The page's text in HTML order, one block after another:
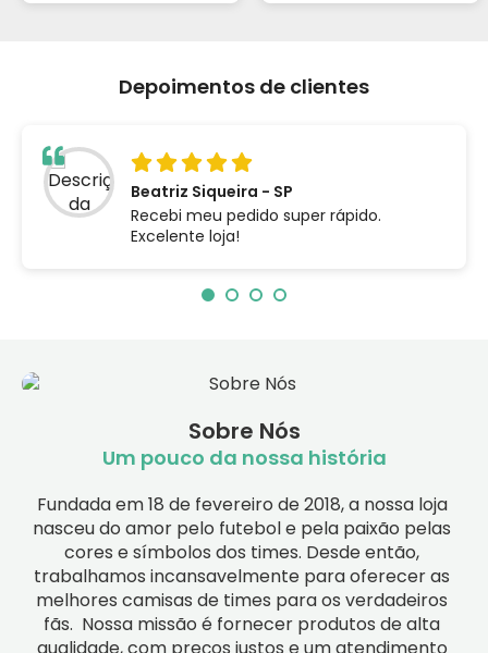
Depoimentos de clientes
Beatriz Siqueira - SP
Recebi meu pedido super rápido.
Excelente loja!
Sobre Nós
Um pouco da nossa história
Fundada em 18 de fevereiro de 2018, a nossa loja
nasceu do amor pelo futebol e pela paixão pelas
cores e símbolos dos times. Desde então,
trabalhamos incansavelmente para oferecer as
melhores camisas de times para os verdadeiros
fãs.  Nossa missão é fornecer produtos de alta
qualidade, com preços justos e um atendimento